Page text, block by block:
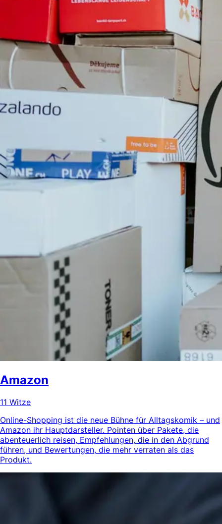
Amazon
11 Witze
Online-Shopping ist die neue Bühne für Alltagskomik – und
Amazon ihr Hauptdarsteller. Pointen über Pakete, die
abenteuerlich reisen, Empfehlungen, die in den Abgrund
führen, und Bewertungen, die mehr verraten als das
Produkt.